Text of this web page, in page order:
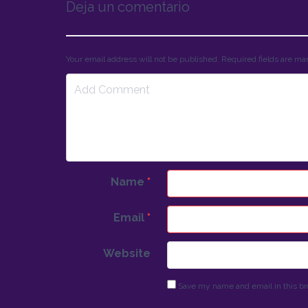
Deja un comentario
Your email address will not be published. Required fields are
Name *
Email *
Website
Save my name and email in this